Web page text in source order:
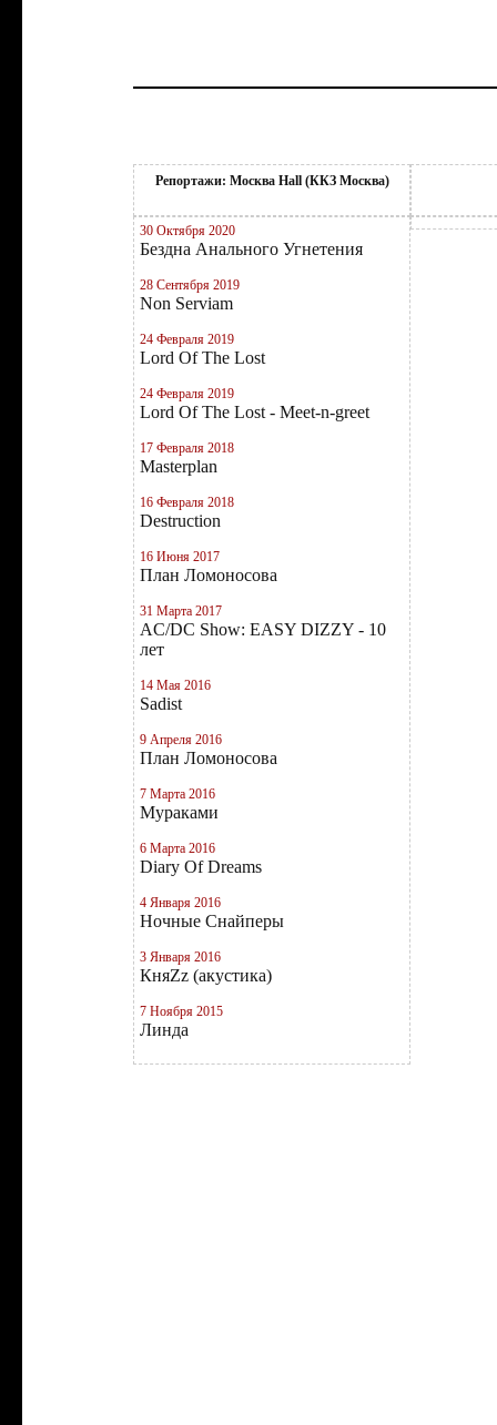
Репортажи: Москва Hall (ККЗ Москва)
30 Октября 2020
Бездна Анального Угнетения
28 Сентября 2019
Non Serviam
24 Февраля 2019
Lord Of The Lost
24 Февраля 2019
Lord Of The Lost - Meet-n-greet
17 Февраля 2018
Masterplan
16 Февраля 2018
Destruction
16 Июня 2017
План Ломоносова
31 Марта 2017
AC/DC Show: EASY DIZZY - 10
лет
14 Мая 2016
Sadist
9 Апреля 2016
План Ломоносова
7 Марта 2016
Мураками
6 Марта 2016
Diary Of Dreams
4 Января 2016
Ночные Снайперы
3 Января 2016
КняZz (акустика)
7 Ноября 2015
Линда